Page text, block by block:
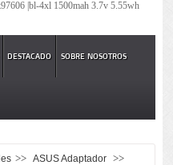
|bl-4xl 1500mah 3.7v 5.55wh
DESTACADO SOBRE NOSOTROS
>> ASUS Adaptador >>